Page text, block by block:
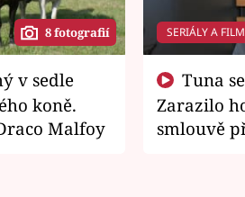
8 fotografií
koně.
Malfoy
SERIÁLY A
Zarazilo
smlouvě